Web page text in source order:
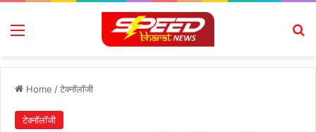
Menu
Home /टेक्नॉलॉजी
टेक्नॉलॉजी